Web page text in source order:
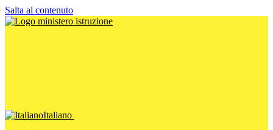
Salta al contenuto
Italiano